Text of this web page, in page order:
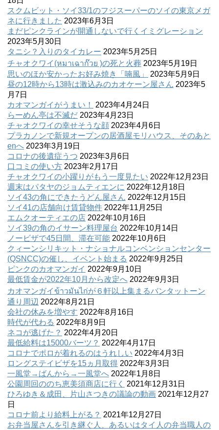
スクムビット・ソイ33/1のフジスーパーのソイの東京メガ
ネに行きました 2023年6月3日
まだピンクラインが開通しないで行くイミグレーション
2023年5月30日
タニシ？入りのタイカレー 2023年5月25日
チャオクワイ(หมาเฉาก๊วย )の死と火葬 2023年5月19日
思いのほか安かったお好み焼き「喃風」
2023年5月9日
昼の12時から13時は激込みのカオケーン屋さん 2023年5
月7日
カオマンガイがうまい！
2023年4月24日
らーめん亭は不滅だ 2023年4月23日
チャオクワイの幸せそうな顔 2023年4月6日
プラカノンで新規オープンの居酒屋モリハウス、そのあと
enへ 2023年3月19日
コロナの後遺症うつ 2023年3月6日
口コミの使い方 2023年2月17日
チャオクワイの小躍りがもう一度見たい 2022年12月23日
週末はパタヤのジョムティエンに 2022年12月18日
ソイ43の角にできたうどん屋さん 2022年12月15日
ソイ41の店舗向け賃貸物件 2022年11月25日
エムクオーティエの店 2022年10月16日
ソイ39の角のイサーン料理屋台 2022年10月14日
ノービザで45日間、滞在可能 2022年10月6日
クィーンシリキット・ナショナルコンベンションセンター
(QSNCC)の催し、イベント始まる 2022年9月25日
ピンクのカオマンガイ 2022年9月10日
最低賃金が2022年10月から改定へ 2022年9月3日
カオマンガイข้าวมันไก่が６軒以上集まるバンタットーン
通り周辺 2022年8月21日
会社の休みを増やす 2022年8月16日
時代が代わる 2022年8月9日
ネコが逃げた？ 2022年4月20日
最低給料は15000バーツ？ 2022年4月17日
コロナでポロが着れるのはうれしい 2022年4月3日
ロングステイビザを15ヵ月取得 2022年3月3日
一風堂→ばんから→一風堂へ 2022年1月8日
公園周回ののち恵美須商店に行く
2021年12月31日
ひろゆき＆成田、片山さつきの議論の動画 2021年12月27
日
コロナ前より給料上がる？ 2021年12月27日
お弁当屋さんを引き継ぐ人、あるいはタイ人の弁当職人の